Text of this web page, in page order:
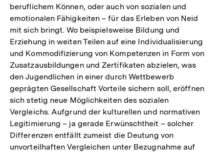
beruflichem Können, oder auch von sozialen und
emotionalen Fähigkeiten – für das Erleben von Neid
mit sich bringt. Wo beispielsweise Bildung und
Erziehung in weiten Teilen auf eine Individualisierung
und Kommodifizierung von Kompetenzen in Form von
Zusatzausbildungen und Zertifikaten abzielen, was
den Jugendlichen in einer durch Wettbewerb
geprägten Gesellschaft Vorteile sichern soll, eröffnen
sich stetig neue Möglichkeiten des sozialen
Vergleichs. Aufgrund der kulturellen und normativen
Legitimierung – ja gerade Erwünschtheit – solcher
Differenzen entfällt zumeist die Deutung von
unvorteilhaften Vergleichen unter Bezugnahme auf